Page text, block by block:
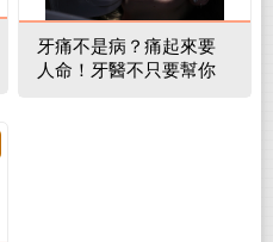
牙痛不是病？痛起來要
人命！牙醫不只要幫你